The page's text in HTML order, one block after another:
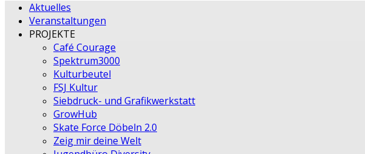
Aktuelles
Veranstaltungen
PROJEKTE
Café Courage
Spektrum3000
Kulturbeutel
FSJ Kultur
Siebdruck- und Grafikwerkstatt
GrowHub
Skate Force Döbeln 2.0
Zeig mir deine Welt